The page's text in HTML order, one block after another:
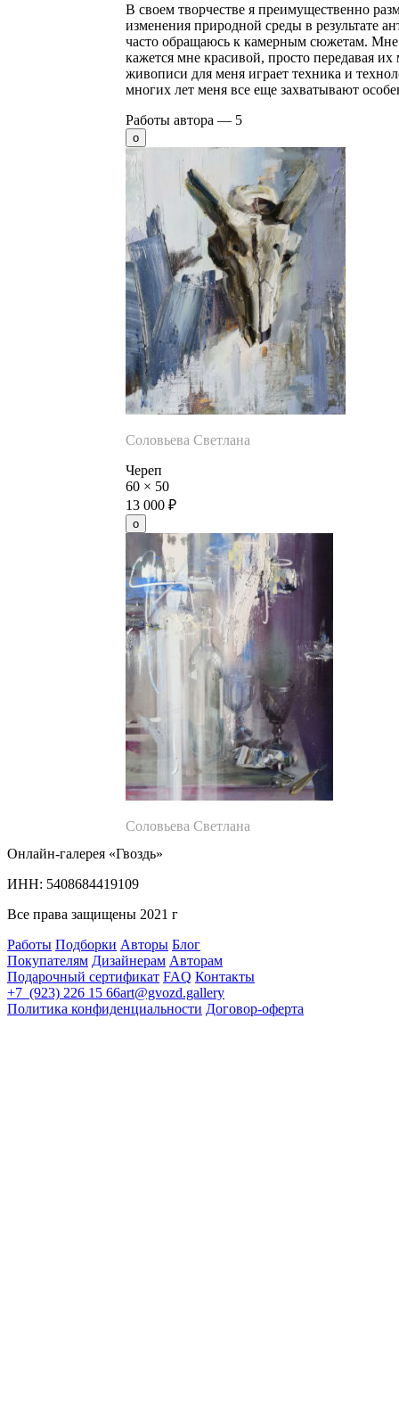
В своем творчестве я преимущественно
изменения природной среды в результате
часто обращаюсь к камерным сюжетам.
кажется мне красивой, просто передавая
живописи для меня играет техника и
многих лет меня все еще захватывают
Работы автора — 5
Соловьева Светлана
Череп
60 × 50
13 000 ₽
Соловьева Светлана
Онлайн-галерея «Гвоздь»
ИНН: 5408684419109
Все права защищены 2021 г
Работы Подборки Авторы Блог
Покупателям Дизайнерам Авторам
Подарочный сертификат FAQ Контакты
+7 (923) 226 15 66art@gvozd.gallery
Политика конфиденциальности Договор-оферта